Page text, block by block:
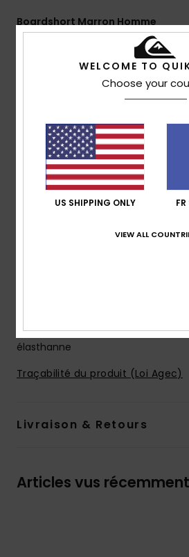
Boardshort Marron Homme
Code
Caractéristiques
maximum de confort à l'intérieur
l'extérieur
4-way stretch
Modèle fabriqué à partir de
recyclées
Composition53% polyester
élasthanne
Traçabilité du produit (Loi Agec)
Livraison & Retours
Articles vus récemment
WELCOME TO
Choose your
US SHIPPING ONLY
VIEW ALL